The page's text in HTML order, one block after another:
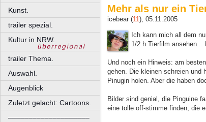
Kunst.
trailer spezial.
Kultur in NRW.
trailer Thema.
Auswahl.
Augenblick
Zuletzt gelacht: Cartoons.
––––––––––––––––––––
Mehr als nur ein
icebear (11), 05.11.2005
Ich kann mich all dem
1/2 h Tierfilm ansehen...
Und noch ein Hinweis: am
gehen. Die kleinen schreien und
Pinugin holen. Aber die haben
Bilder sind genial, die Pinguine
eine tolle off-stimme finden, die